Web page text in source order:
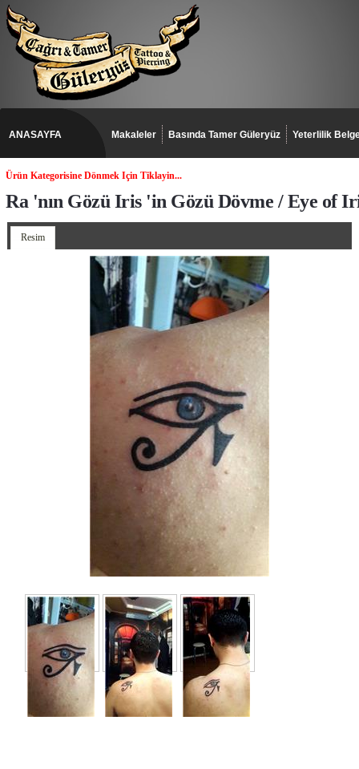
ANASAYFA Makaleler Basında Tamer Güleryüz Yeterlilik
Ürün Kategorisine Dönmek Için Tiklayin...
Ra 'nın Gözü Iris 'in Gözü Dövme / Eye of
Resim